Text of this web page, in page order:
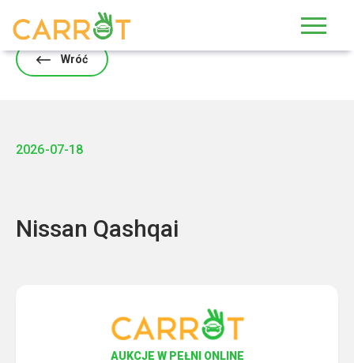
Wróć
2026-07-18
Nissan Qashqai
AUKCJE W PEŁNI ONLINE